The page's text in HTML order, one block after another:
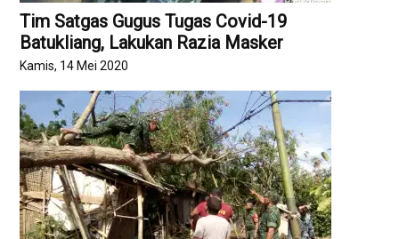
Tim Satgas Gugus Tugas Covid-19
Batukliang, Lakukan Razia Masker
Kamis, 14 Mei 2020